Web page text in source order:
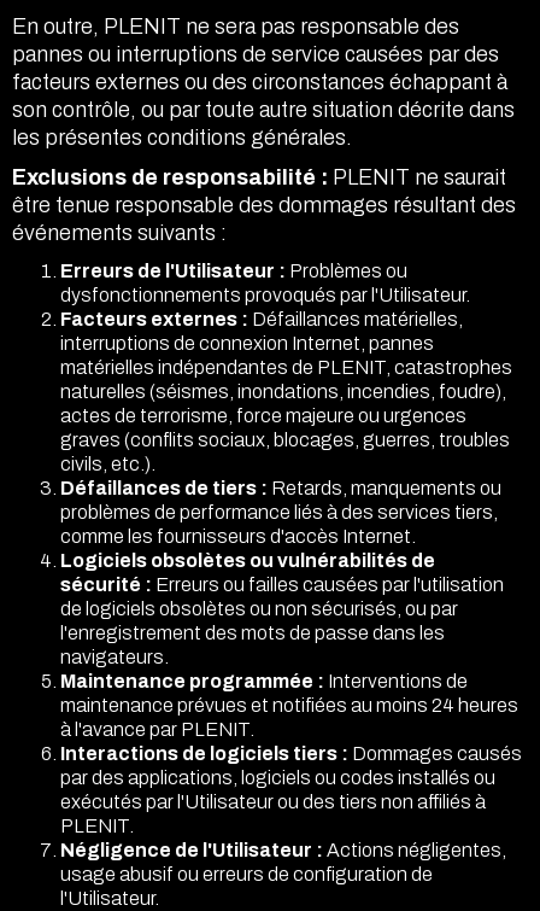
En outre, PLENIT ne sera pas responsable des
pannes ou interruptions de service causées par des
facteurs externes ou des circonstances échappant à
son contrôle, ou par toute autre situation décrite dans
les présentes conditions générales.
Exclusions de responsabilité : PLENIT ne saurait
être tenue responsable des dommages résultant des
événements suivants :
Erreurs de l'Utilisateur : Problèmes ou
dysfonctionnements provoqués par l'Utilisateur.
Facteurs externes : Défaillances matérielles,
interruptions de connexion Internet, pannes
matérielles indépendantes de PLENIT, catastrophes
naturelles (séismes, inondations, incendies, foudre),
actes de terrorisme, force majeure ou urgences
graves (conflits sociaux, blocages, guerres, troubles
civils, etc.).
Défaillances de tiers : Retards, manquements ou
problèmes de performance liés à des services tiers,
comme les fournisseurs d'accès Internet.
Logiciels obsolètes ou vulnérabilités de
sécurité : Erreurs ou failles causées par l'utilisation
de logiciels obsolètes ou non sécurisés, ou par
l'enregistrement des mots de passe dans les
navigateurs.
Maintenance programmée : Interventions de
maintenance prévues et notifiées au moins 24 heures
à l'avance par PLENIT.
Interactions de logiciels tiers : Dommages causés
par des applications, logiciels ou codes installés ou
exécutés par l'Utilisateur ou des tiers non affiliés à
PLENIT.
Négligence de l'Utilisateur : Actions négligentes,
usage abusif ou erreurs de configuration de
l'Utilisateur.